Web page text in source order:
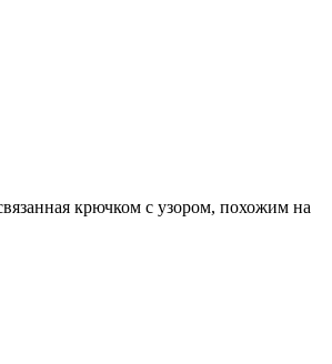
крючком с узором, похожим на